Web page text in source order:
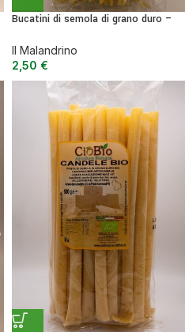
Bucatini di semola di grano duro –
Il Malandrino
2,50 €